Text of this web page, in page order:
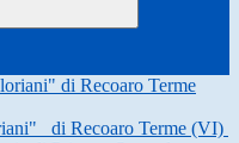
di Recoaro Terme (VI)